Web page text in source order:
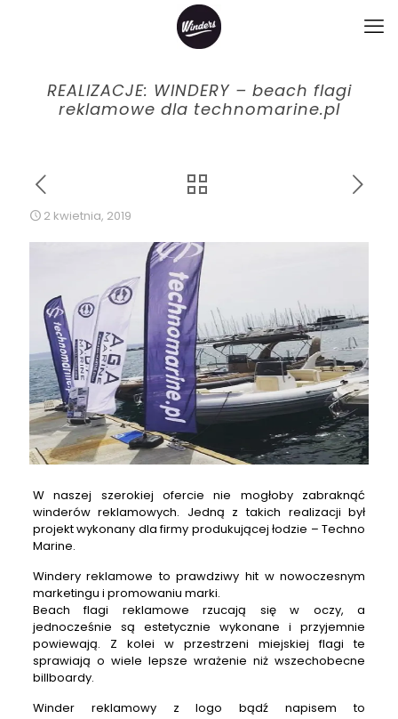
REALIZACJE: WINDERY – beach flagi
reklamowe dla technomarine.pl
2 kwietnia, 2019
W naszej szerokiej ofercie nie mogłoby zabraknąć
winderów reklamowych. Jedną z takich realizacji był
projekt wykonany dla firmy produkującej łodzie – Techno
Marine.
Windery reklamowe to prawdziwy hit w nowoczesnym
marketingu i promowaniu marki.
Beach flagi reklamowe rzucają się w oczy, a
jednocześnie są estetycznie wykonane i przyjemnie
powiewają. Z kolei w przestrzeni miejskiej flagi te
sprawiają o wiele lepsze wrażenie niż wszechobecne
billboardy.
Winder reklamowy z logo bądź napisem to